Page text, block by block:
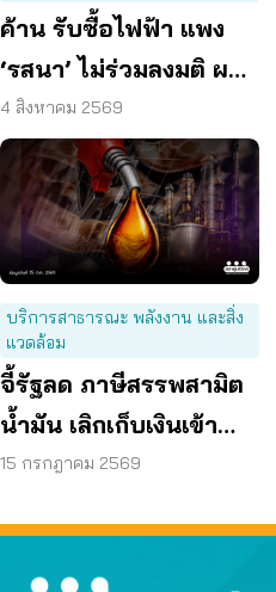
ค้าน รับซื้อไฟฟ้า แพง
‘รสนา’ ไม่ร่วมลงมติ ผลัก
ผู้บริโภค “แบก”
4 สิงหาคม 2569
บริการสาธารณะ พลังงาน และสิ่ง
แวดล้อม
จี้รัฐลด ภาษีสรรพสามิต
น้ำมัน เลิกเก็บเงินเข้า
กองทุน เอื้อโรงกลั่น
15 กรกฎาคม 2569